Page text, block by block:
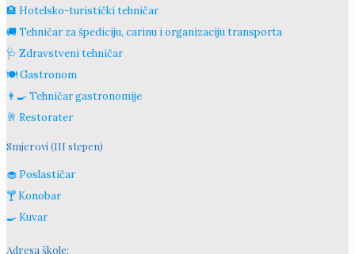
🏨 Hotelsko-turistički tehničar
🚚 Tehničar za špediciju, carinu i organizaciju transporta
🩺 Zdravstveni tehničar
🍽️ Gastronom
👨‍🍳 Tehničar gastronomije
🥂 Restorater
Smjerovi (III stepen)
🧁 Poslastičar
🍸 Konobar
🍳 Kuvar
Adresa škole: